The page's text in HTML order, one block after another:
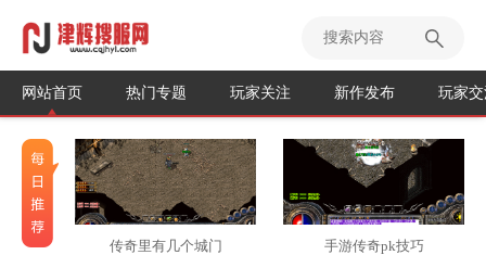
网站首页 热门专题 玩家关注 新作发布 玩家
传奇里有几个城门 手游传奇pk技巧